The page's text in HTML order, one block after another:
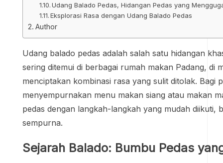
Udang Balado Pedas, Hidangan Pedas yang
Eksplorasi Rasa dengan Udang Balado Pedas
Author
Udang balado pedas adalah salah satu hidangan
sering ditemui di berbagai rumah makan Padang, di
menciptakan kombinasi rasa yang sulit ditolak. Bagi
menyempurnakan menu makan siang atau makan
pedas dengan langkah-langkah yang mudah
sempurna.
Sejarah Balado: Bumbu Pedas